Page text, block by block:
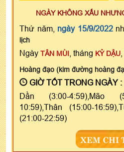
NGÀY KHÔNG XẤU
Thứ năm, ngày 15/9/2022
lịch
Ngày TÂN MÙI , tháng KỶ DẬU
Hoàng đạo (kim đường hoàng
GIỜ TỐT TRONG NGÀY :
Dần (3:00-4:59),Mão
10:59),Thân (15:00-
(21:00-22:59)
XEM CHI